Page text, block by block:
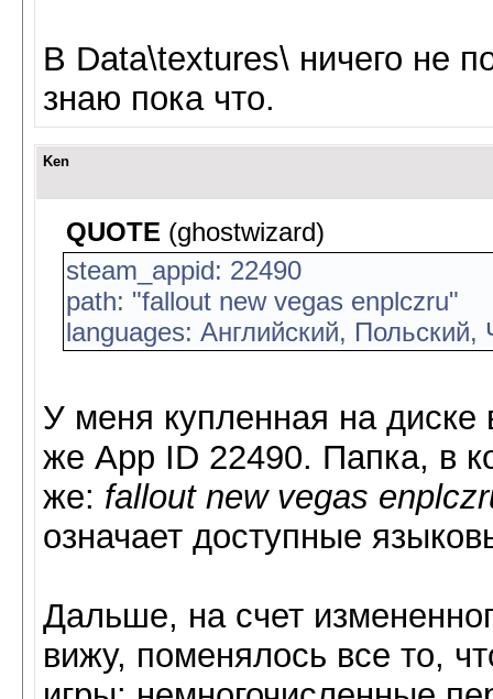
В Data\textures\ ничего не
знаю пока что.
Ken
QUOTE (ghostwizard)
steam_appid: 22490
path: "fallout new vegas enplczru"
languages: Английский, Польский,
У меня купленная на диске
же App ID 22490. Папка, в
же: fallout new vegas
означает доступные
Дальше, на счет
вижу, поменялось все то,